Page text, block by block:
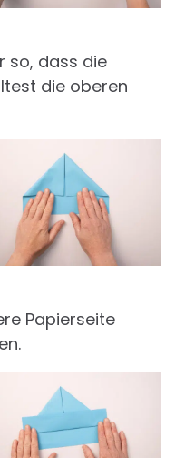
so, dass die
die oberen
Papierseite